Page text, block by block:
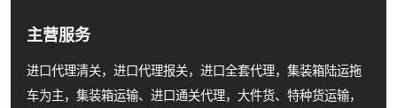
主营服务
进口代理清关，进口代理报关，进口全套代理，集装箱陆运拖
车为主，集装箱运输、进口通关代理，大件货、特种货运输，